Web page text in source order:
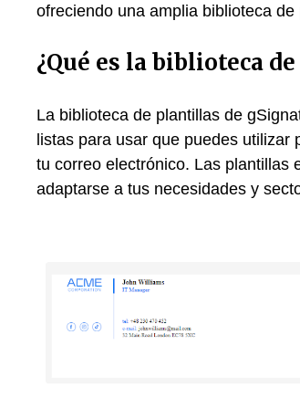
ofreciendo una amplia biblioteca
¿Qué es la biblioteca
La biblioteca de plantillas de
listas para usar que puedes utilizar
tu correo electrónico. Las plantillas
adaptarse a tus necesidades y